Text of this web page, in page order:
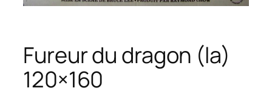
Fureur du dragon (la)
120×160